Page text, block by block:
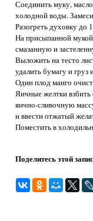
Соединить муку,
холодной воды.
Разогреть духовку до
На присыпанной
смазанную и
Выложить на тесто
удалить бумагу и
Один плод манго
Яичные желтки взбить
яично-сливочную
и ввести отжатый
Поместить в
Поделитесь этой